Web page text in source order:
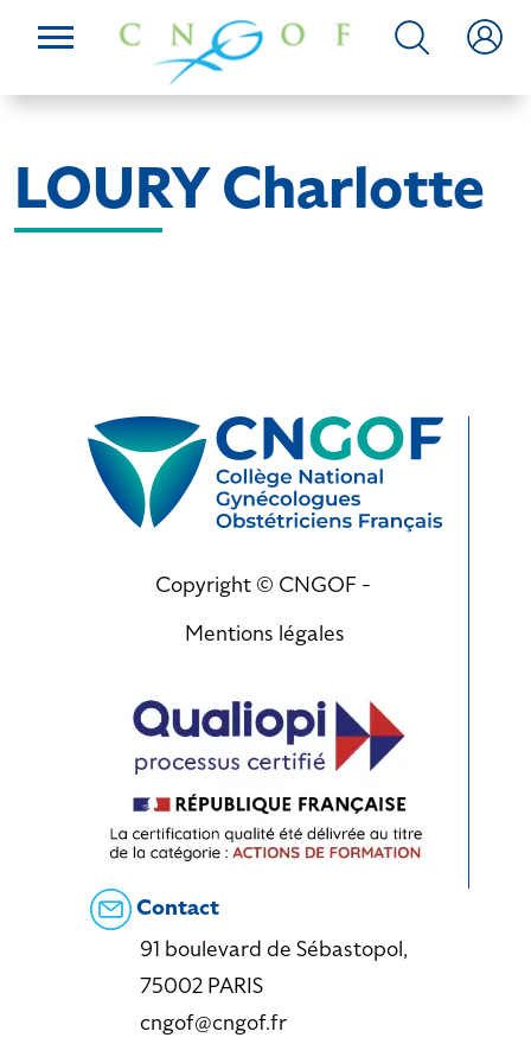
LOURY Charlotte
Copyright © CNGOF -
Mentions légales
Contact
91 boulevard de Sébastopol,
75002 PARIS
cngof@cngof.fr